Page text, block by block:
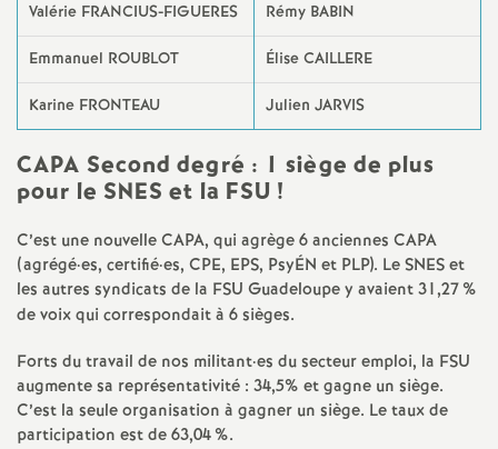
t
s
d
e
S
c
Valérie FRANCIUS-FIGUERES Rémy BABIN
Emmanuel ROUBLOT Élise CAILLERE
Karine FRONTEAU Julien JARVIS
CAPA Second degré : 1 siège de plus
pour le SNES et la FSU !
C’est une nouvelle CAPA, qui agrège 6 anciennes CAPA
(agrégé·es, certifié·es, CPE, EPS, PsyÉN et PLP). Le SNES et
les autres syndicats de la FSU Guadeloupe y avaient 31,27%
de voix qui correspondait à 6 sièges.
Forts du travail de nos militant·es du secteur emploi, la FSU
augmente sa représentativité : 34,5% et gagne un siège.
C’est la seule organisation à gagner un siège. Le taux de
participation est de 63,04%.